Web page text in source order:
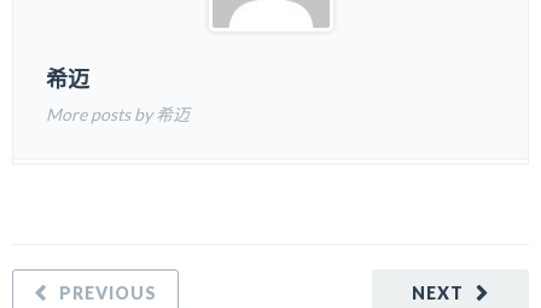
希迈
More posts by 希迈
NEXT
PREVIOUS